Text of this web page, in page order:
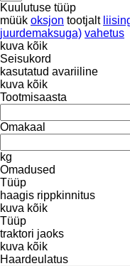
Kuulutuse tüüp
müük oksjon tootjalt
juurdemaksuga) vahetus
kuva kõik
Seisukord
kasutatud avariiline
kuva kõik
Tootmisaasta
Omakaal
kg
Omadused
Tüüp
haagis rippkinnitus
kuva kõik
Tüüp
traktori jaoks
kuva kõik
Haardeulatus